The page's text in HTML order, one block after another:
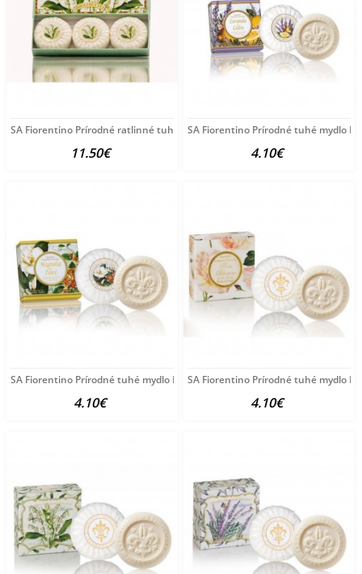
SA Fiorentino Prírodné ratlinné tuhé mydlo Konvalinka
11.50€
SA Fiorentino Prírodné tuhé mydlo
4.10€
SA Fiorentino Prírodné tuhé mydlo Magnólia a Tiaré
4.10€
SA Fiorentino Prírodné tuhé mydlo
4.10€